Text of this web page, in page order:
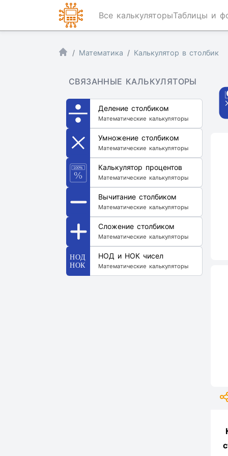
Все калькуляторыТаблицы и
Математика Калькулятор в столбик
СВЯЗАННЫЕ КАЛЬКУЛЯТОРЫ
Деление столбиком
Математические калькуляторы
Умножение столбиком
Математические калькуляторы
Калькулятор процентов
Математические калькуляторы
Вычитание столбиком
Математические калькуляторы
Сложение столбиком
Математические калькуляторы
НОД и НОК чисел
Математические калькуляторы